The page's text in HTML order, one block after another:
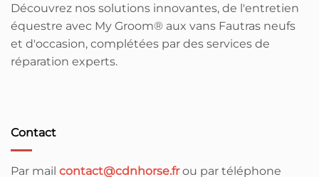
Découvrez nos solutions innovantes, de l'entretien
équestre avec My Groom® aux vans Fautras neufs
et d'occasion, complétées par des services de
réparation experts.
Contact
Par mail contact@cdnhorse.frou par téléphone